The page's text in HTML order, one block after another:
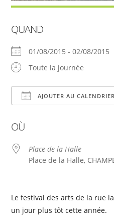
QUAND
01/08/2015 - 02/08/2015
Toute la journée
AJOUTER AU CALENDRIER
OÙ
Place de la Halle
Place de la Halle,
Le festival des arts de la rue
un jour plus tôt cette année.